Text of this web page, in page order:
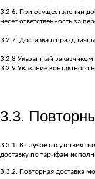
3.2.6. При осуществлении
несет ответственность за
3.2.7. Доставка в
3.2.8 Указанный
3.2.9 Указание
3.3.
3.3.1. В случае отсутствия
доставку по тарифам
3.3.2. Повторная доставка